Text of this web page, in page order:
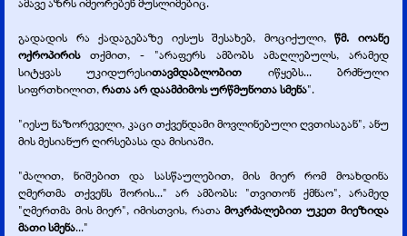
გადადის რა ქადაგებაზე იესუს შესახებ, მოციქული, წმ. იოანე
ოქროპირის
თქმით, -
"არაფერს ამბობს ამაღლებულს, არამედ
სიტყვას უკიდურესითავმდაბლობით
იწყებს... ბრძნული
სიფრთხილით,რათა არ დაამძიმოს ურწმუნოთა სმენა".
"იესუ ნაზორეველი, კაცი თქვენდამი მოვლინებული ღვთისაგან", ანუ
მის მესიანურ ღირსებასა და მისიაში.
"ძალით, ნიშებით და სასწაულებით, მის მიერ რომ მოახდინა
ღმერთმა თქვენს შორის..." არ ამბობს: "თვითონ ქმნაო", არამედ
"ღმერთმა მის მიერ", იმისთვის, რათა მოკრძალებით უკეთ მიეზიდა
მათი სმენა..."